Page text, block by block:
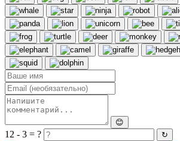
😊
12 - 3 = ? ↻